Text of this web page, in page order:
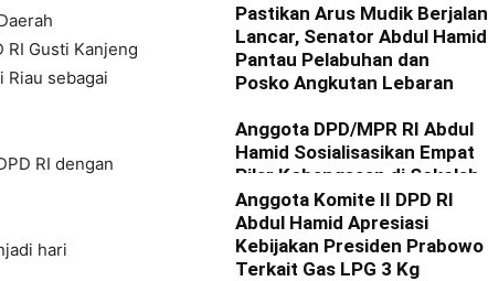
RI Gusti Kanjeng
Riau sebagai
RI dengan
hari
redaktur - 25 Maret 2025
Pastikan Arus Mudik Berjalan
Lancar, Senator Abdul Hamid
Pantau Pelabuhan dan
Posko Angkutan Lebaran
Anggota DPD/MPR RI Abdul
Hamid Sosialisasikan Empat
Pilar Kebangsaan di Sekolah
redaktur - 24 Februari 2025
Anggota Komite II DPD RI
Abdul Hamid Apresiasi
Kebijakan Presiden Prabowo
Terkait Gas LPG 3 Kg